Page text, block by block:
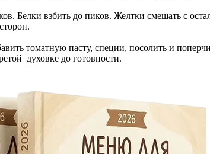
Белки взбить до пиков. Желтки смешать с
томатную пасту, специи, посолить и
духовке до готовности.